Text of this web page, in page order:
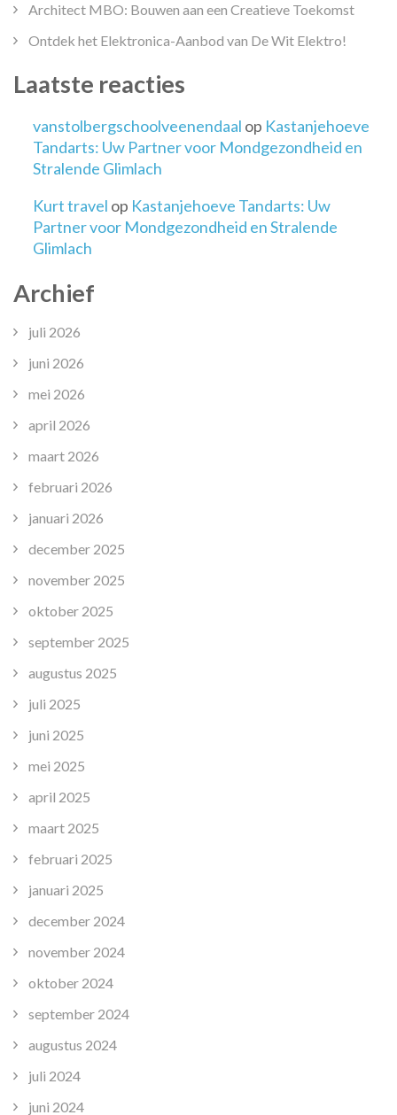
Architect MBO: Bouwen aan een Creatieve Toekomst
Ontdek het Elektronica-Aanbod van De Wit Elektro!
Laatste reacties
vanstolbergschoolveenendaal op Kastanjehoeve
Tandarts: Uw Partner voor Mondgezondheid en
Stralende Glimlach
Kurt travel op Kastanjehoeve Tandarts: Uw
Partner voor Mondgezondheid en Stralende
Glimlach
Archief
juli 2026
juni 2026
mei 2026
april 2026
maart 2026
februari 2026
januari 2026
december 2025
november 2025
oktober 2025
september 2025
augustus 2025
juli 2025
juni 2025
mei 2025
april 2025
maart 2025
februari 2025
januari 2025
december 2024
november 2024
oktober 2024
september 2024
augustus 2024
juli 2024
juni 2024